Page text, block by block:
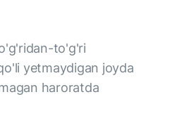
to'g'ri
yetmaydigan joyda
haroratda